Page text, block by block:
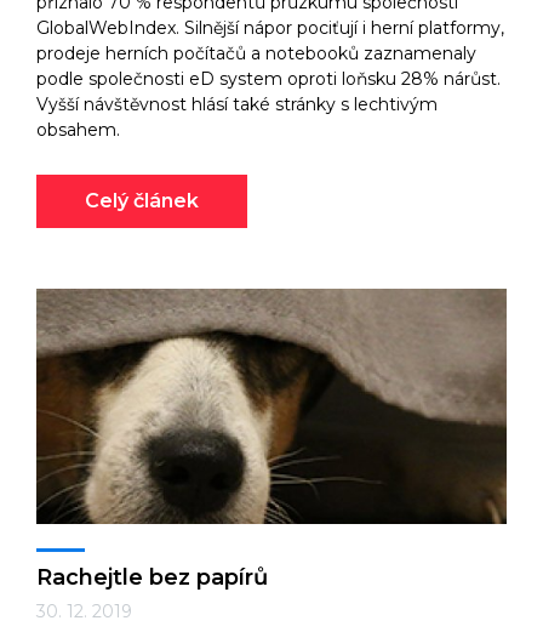
GlobalWebIndex. Silnější nápor pociťují i herní platformy,
prodeje herních počítačů a notebooků zaznamenaly
podle společnosti eD system oproti loňsku 28% nárůst.
Vyšší návštěvnost hlásí také stránky s lechtivým
obsahem.
Celý článek
Rachejtle bez papírů
30. 12. 2019